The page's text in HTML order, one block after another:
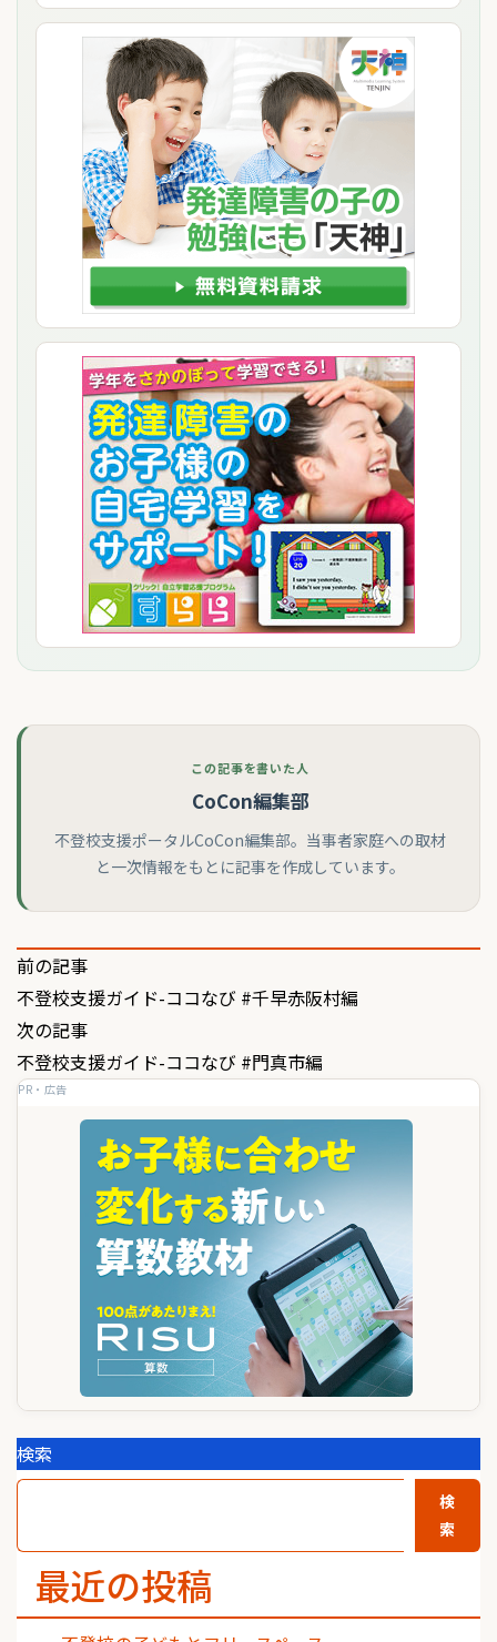
この記事を書いた人
CoCon編集部
不登校支援ポータルCoCon編集部。当事者家庭への取材
と一次情報をもとに記事を作成しています。
投
稿
ナ
ビ
前の記事
不登校支援ガイド-ココなび #千早赤阪村編
次の記事
不登校支援ガイド-ココなび #門真市編
PR・広告
検索
検
索
最近の投稿